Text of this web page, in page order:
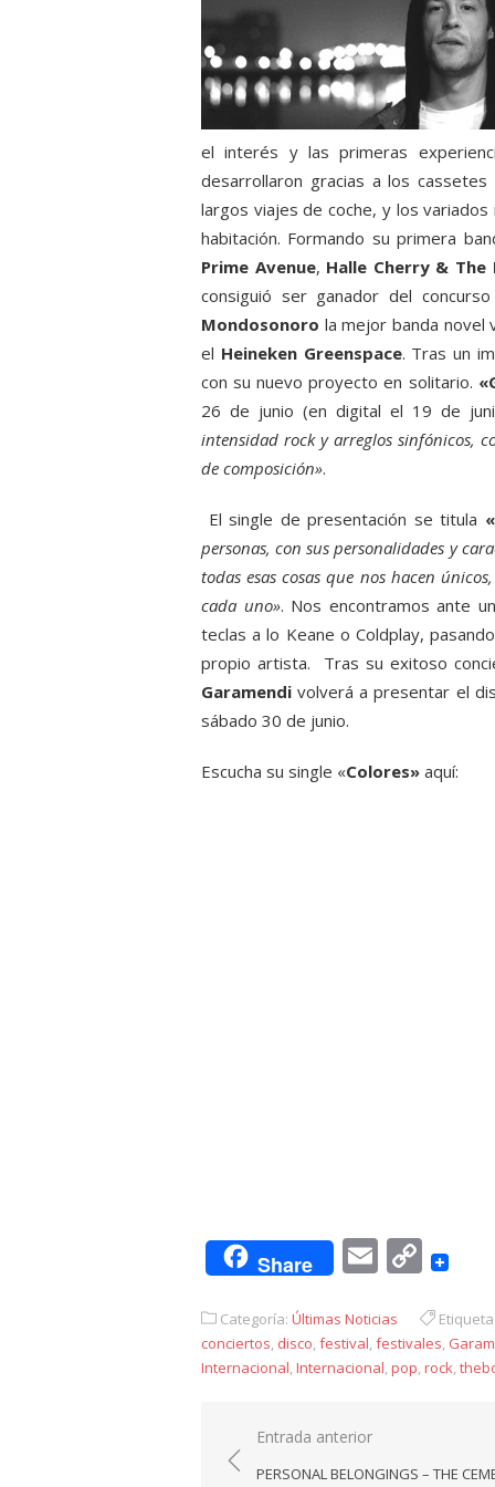
el interés y las primeras
desarrollaron gracias a los
largos viajes de coche, y los
habitación. Formando su primera
Prime Avenue, Halle Cherry & The
consiguió ser ganador del concurso
Mondosonoro la mejor banda novel
el Heineken Greenspace. Tras un
con su nuevo proyecto en solitario.
26 de junio (en digital el 19 de
intensidad rock y arreglos sinfónicos,
de composición».
El single de presentación se titula
personas, con sus personalidades y
todas esas cosas que nos hacen
cada uno». Nos encontramos ante
teclas a lo Keane o Coldplay,
propio artista. Tras su exitoso
Garamendivolverá a presentar el
sábado 30 de junio.
Escucha su single «Colores» aquí:
Share EmailCopy
Categoría: Últimas Noticias Etiqueta:
conciertos, disco,festival,festivales,
Internacional,Internacional,pop,rock,
Navegación
de
Entrada anterior
PERSONAL BELONGINGS – THE